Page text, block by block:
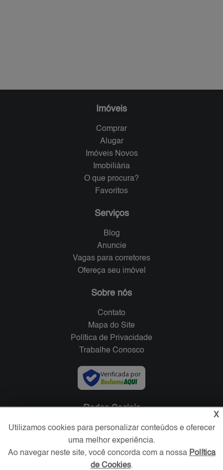
Imóveis
Comprar
Alugar
Imóveis Novos
Imobiliária
O que procura?
Favoritos
Serviços
Blog
Anuncie
Vagas para corretores
Ofereça seu imóvel
Sobre nós
Contato
Mapa do Site
Política de Privacidade
Trabalhe Conosco
Verificada por
Redes Sociais
X
Utilizamos cookies para personalizar conteúdos e oferecer
uma melhor experiência.
Ao navegar neste site, você concorda com a nossa Política
de Cookies.